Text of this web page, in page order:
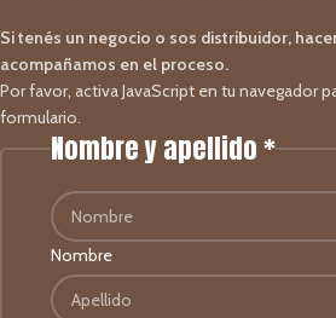
Si tenés un negocio o sos distribuidor,
acompañamos en el proceso.
Por favor, activa JavaScript en tu navegador
formulario.
Nombre y apellido*
Nombre